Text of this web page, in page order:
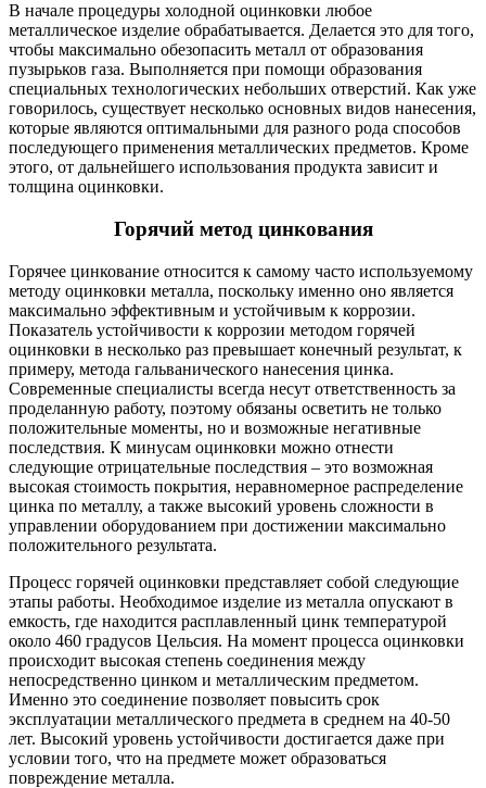
В начале процедуры холодной оцинковки любое
металлическое изделие обрабатывается. Делается это для того,
чтобы максимально обезопасить металл от образования
пузырьков газа. Выполняется при помощи образования
специальных технологических небольших отверстий. Как уже
говорилось, существует несколько основных видов нанесения,
которые являются оптимальными для разного рода способов
последующего применения металлических предметов. Кроме
этого, от дальнейшего использования продукта зависит и
толщина оцинковки.
Горячий метод цинкования
Горячее цинкование относится к самому часто используемому
методу оцинковки металла, поскольку именно оно является
максимально эффективным и устойчивым к коррозии.
Показатель устойчивости к коррозии методом горячей
оцинковки в несколько раз превышает конечный результат, к
примеру, метода гальванического нанесения цинка.
Современные специалисты всегда несут ответственность за
проделанную работу, поэтому обязаны осветить не только
положительные моменты, но и возможные негативные
последствия. К минусам оцинковки можно отнести
следующие отрицательные последствия – это возможная
высокая стоимость покрытия, неравномерное распределение
цинка по металлу, а также высокий уровень сложности в
управлении оборудованием при достижении максимально
положительного результата.
Процесс горячей оцинковки представляет собой следующие
этапы работы. Необходимое изделие из металла опускают в
емкость, где находится расплавленный цинк температурой
около 460 градусов Цельсия. На момент процесса оцинковки
происходит высокая степень соединения между
непосредственно цинком и металлическим предметом.
Именно это соединение позволяет повысить срок
эксплуатации металлического предмета в среднем на 40-50
лет. Высокий уровень устойчивости достигается даже при
условии того, что на предмете может образоваться
повреждение металла.